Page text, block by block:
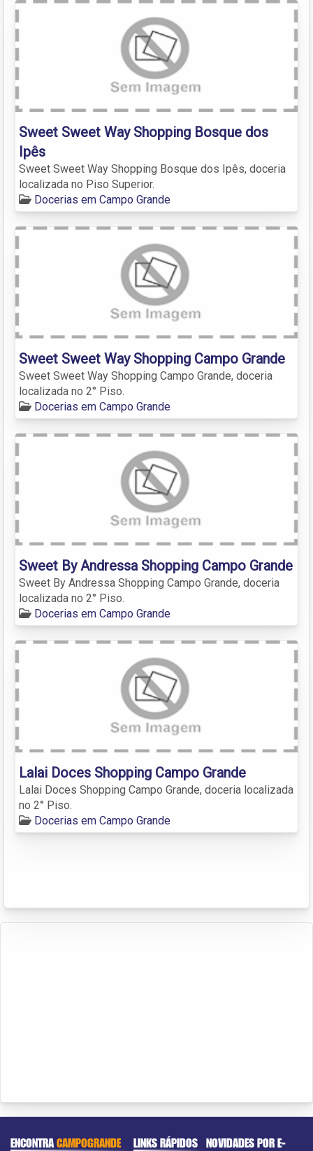
Sweet Sweet Way Shopping Bosque dos
Ipês
Sweet Sweet Way Shopping Bosque dos Ipês, doceria
localizada no Piso Superior.
Docerias em Campo Grande
Sweet Sweet Way Shopping Campo Grande
Sweet Sweet Way Shopping Campo Grande, doceria
localizada no 2° Piso.
Docerias em Campo Grande
Sweet By Andressa Shopping Campo Grande
Sweet By Andressa Shopping Campo Grande, doceria
localizada no 2° Piso.
Docerias em Campo Grande
Lalai Doces Shopping Campo Grande
Lalai Doces Shopping Campo Grande, doceria localizada
no 2° Piso.
Docerias em Campo Grande
ENCONTRACAMPOGRANDE LINKS RÁPIDOS NOVIDADES POR E-